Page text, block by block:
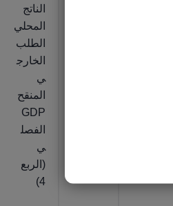
الناتج
المحلي
الطلب
الخارج
ي
المنقح
GDP
الفصل
ي
(الربع
4)